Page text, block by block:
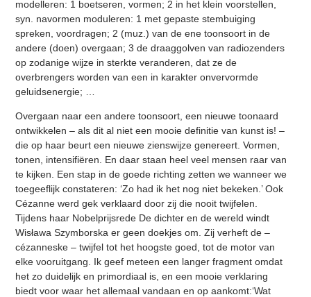
modelleren: 1 boetseren, vormen; 2 in het klein voorstellen,
syn. navormen moduleren: 1 met gepaste stembuiging
spreken, voordragen; 2 (muz.) van de ene toonsoort in de
andere (doen) overgaan; 3 de draaggolven van radiozenders
op zodanige wijze in sterkte veranderen, dat ze de
overbrengers worden van een in karakter onvervormde
geluidsenergie; …
Overgaan naar een andere toonsoort, een nieuwe toonaard
ontwikkelen – als dit al niet een mooie definitie van kunst is! –
die op haar beurt een nieuwe zienswijze genereert. Vormen,
tonen, intensifiëren. En daar staan heel veel mensen raar van
te kijken. Een stap in de goede richting zetten we wanneer we
toegeeflijk constateren: ‘Zo had ik het nog niet bekeken.’ Ook
Cézanne werd gek verklaard door zij die nooit twijfelen.
Tijdens haar Nobelprijsrede De dichter en de wereld windt
Wisława Szymborska er geen doekjes om. Zij verheft de –
cézanneske – twijfel tot het hoogste goed, tot de motor van
elke vooruitgang. Ik geef meteen een langer fragment omdat
het zo duidelijk en primordiaal is, en een mooie verklaring
biedt voor waar het allemaal vandaan en op aankomt:‘Wat